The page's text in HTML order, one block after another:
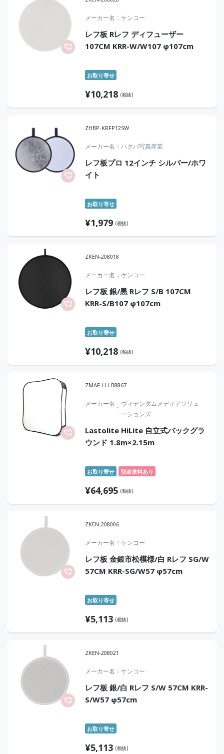
メーカー名 ケンコー
レフ板 Rレフ ディフューザー
107CM KRR-W/W107 φ107cm
お取り寄せ
¥10,218 (税抜)
ZHBP-KRFP12SW
メーカー名 ハクバ写真産業
レフ板プロ 12インチ シルバー/ホワ
イト
お取り寄せ
¥1,979 (税抜)
ZKEN-208018
メーカー名 ケンコー
レフ板 銀/黒 Rレフ S/B 107CM
KRR-S/B107 φ107cm
お取り寄せ
¥10,218 (税抜)
ZMAF-LLLB8867
メーカー名
ヴィデンダムメディアソリュ
ーションズ
Lastolite HiLite 自立式バックグラ
ウンド 1.8m×2.15m
お取り寄せ 別途送料あり
¥64,695 (税抜)
ZKEN-208006
メーカー名 ケンコー
レフ板 金銀市松模様/白 Rレフ SG/W
57CM KRR-SG/W57 φ57cm
お取り寄せ
¥5,113 (税抜)
ZKEN-208021
メーカー名 ケンコー
レフ板 銀/白 Rレフ S/W 57CM KRR-
S/W57 φ57cm
お取り寄せ
¥5,113 (税抜)